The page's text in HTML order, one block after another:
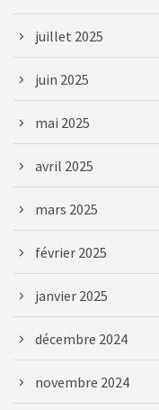
juillet 2025
juin 2025
mai 2025
avril 2025
mars 2025
février 2025
janvier 2025
décembre 2024
novembre 2024